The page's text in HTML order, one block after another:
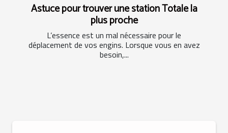
Astuce pour trouver une station Totale la
plus proche
L’essence est un mal nécessaire pour le
déplacement de vos engins. Lorsque vous en avez
besoin,...